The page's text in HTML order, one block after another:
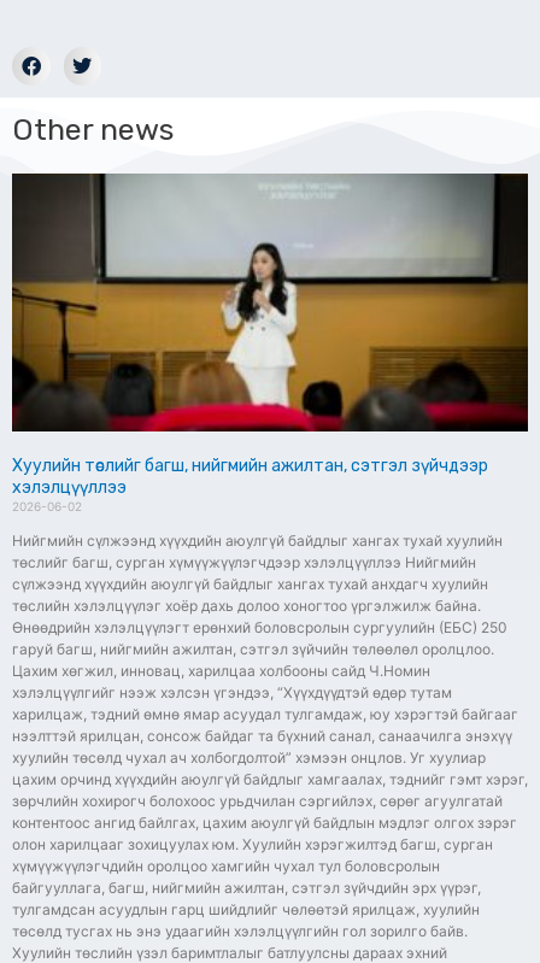
Other news
Хуулийн төслийг багш, нийгмийн ажилтан, сэтгэл зүйчдээр
хэлэлцүүллээ
2026-06-02
Нийгмийн сүлжээнд хүүхдийн аюулгүй байдлыг хангах тухай хуулийн
төслийг багш, сурган хүмүүжүүлэгчдээр хэлэлцүүллээ Нийгмийн
сүлжээнд хүүхдийн аюулгүй байдлыг хангах тухай анхдагч хуулийн
төслийн хэлэлцүүлэг хоёр дахь долоо хоногтоо үргэлжилж байна.
Өнөөдрийн хэлэлцүүлэгт ерөнхий боловсролын сургуулийн (ЕБС) 250
гаруй багш, нийгмийн ажилтан, сэтгэл зүйчийн төлөөлөл оролцлоо.
Цахим хөгжил, инновац, харилцаа холбооны сайд Ч.Номин
хэлэлцүүлгийг нээж хэлсэн үгэндээ, “Хүүхдүүдтэй өдөр тутам
харилцаж, тэдний өмнө ямар асуудал тулгамдаж, юу хэрэгтэй байгааг
нээлттэй ярилцан, сонсож байдаг та бүхний санал, санаачилга энэхүү
хуулийн төсөлд чухал ач холбогдолтой” хэмээн онцлов. Уг хуулиар
цахим орчинд хүүхдийн аюулгүй байдлыг хамгаалах, тэднийг гэмт хэрэг,
зөрчлийн хохирогч болохоос урьдчилан сэргийлэх, сөрөг агуулгатай
контентоос ангид байлгах, цахим аюулгүй байдлын мэдлэг олгох зэрэг
олон харилцааг зохицуулах юм. Хуулийн хэрэгжилтэд багш, сурган
хүмүүжүүлэгчдийн оролцоо хамгийн чухал тул боловсролын
байгууллага, багш, нийгмийн ажилтан, сэтгэл зүйчдийн эрх үүрэг,
тулгамдсан асуудлын гарц шийдлийг чөлөөтэй ярилцаж, хуулийн
төсөлд тусгах нь энэ удаагийн хэлэлцүүлгийн гол зорилго байв.
Хуулийн төслийн үзэл баримтлалыг батлуулсны дараах эхний